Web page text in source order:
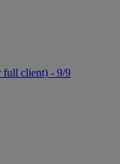
full client) - 9/9